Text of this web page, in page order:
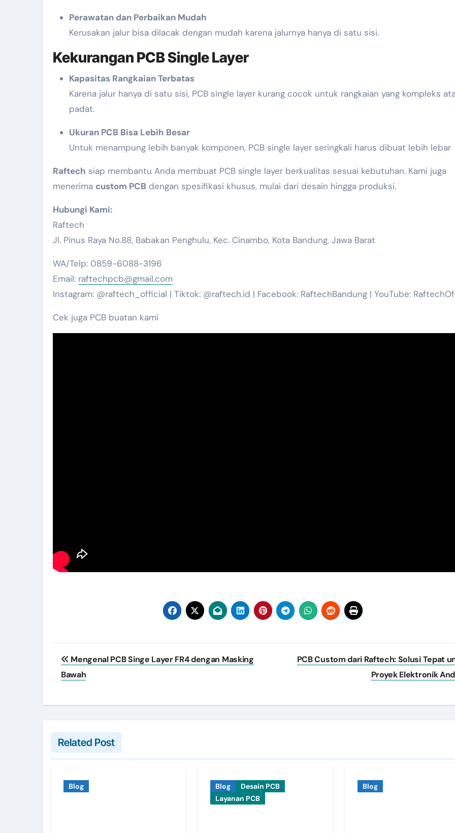
Perawatan dan Perbaikan Mudah
Kerusakan jalur bisa dilacak dengan mudah karena jalurnya hanya di satu sisi.
Kekurangan PCB Single Layer
Kapasitas Rangkaian Terbatas
Karena jalur hanya di satu sisi, PCB single layer kurang cocok untuk rangkaian yang kompleks
padat.
Ukuran PCB Bisa Lebih Besar
Untuk menampung lebih banyak komponen, PCB single layer seringkali harus dibuat lebih lebar
Raftech siap membantu Anda membuat PCB single layer berkualitas sesuai kebutuhan. Kami juga
menerima custom PCB dengan spesifikasi khusus, mulai dari desain hingga produksi.
Hubungi Kami:
Raftech
Jl. Pinus Raya No.88, Babakan Penghulu, Kec. Cinambo, Kota Bandung, Jawa Barat
WA/Telp: 0859-6088-3196
Email: raftechpcb@gmail.com
Instagram: @raftech_official | Tiktok: @raftech.id | Facebook: RaftechBandung | YouTube:
Cek juga PCB buatan kami
Post
navigation
Mengenal PCB Singe Layer FR4 dengan Masking
Bawah
PCB Custom dari Raftech: Solusi Tepat
Proyek Elektronik
Related Post
Blog Blog
Desain PCB
Layanan PCB
Blog